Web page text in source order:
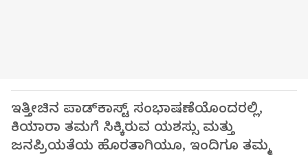
ಇತ್ತೀಚಿನ ಪಾಡ್‌ಕಾಸ್ಟ್ ಸಂಭಾಷಣೆಯೊಂದರಲ್ಲಿ,
ಕಿಯಾರಾ ತಮಗೆ ಸಿಕ್ಕಿರುವ ಯಶಸ್ಸು ಮತ್ತು
ಜನಪ್ರಿಯತೆಯ ಹೊರತಾಗಿಯೂ, ಇಂದಿಗೂ ತಮ್ಮ